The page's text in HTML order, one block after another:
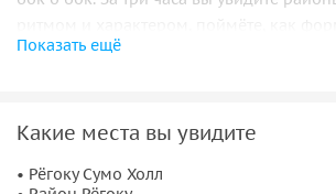
после войн и реформ, и почувствуете
Мир сумо и спортивные традиции
Маршрут начинается у
Показать ещё
Какие места вы увидите
• Рёгоку Сумо Холл